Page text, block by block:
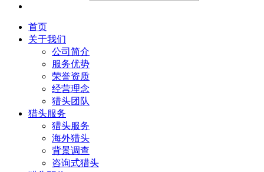
首页
关于我们
公司简介
服务优势
荣誉资质
经营理念
猎头团队
猎头服务
猎头服务
海外猎头
背景调查
咨询式猎头